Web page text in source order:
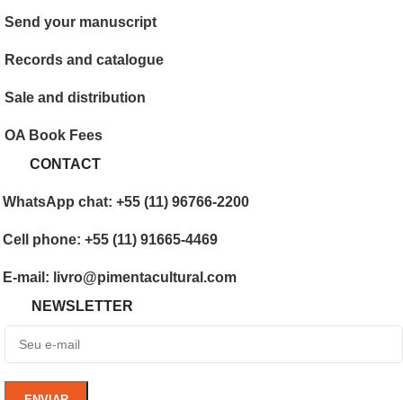
Send your manuscript
Records and catalogue
Sale and distribution
OA Book Fees
CONTACT
WhatsApp chat: +55 (11) 96766-2200
Cell phone: +55 (11) 91665-4469
E-mail: livro@pimentacultural.com
NEWSLETTER